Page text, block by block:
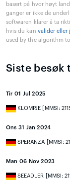
basert på hvor høyt
ganger er ikke de
softwaren klarer å ta
hvis du kan valider eller
used by the algorithm
Siste besøk
Tir 01 Jul 2025
KLOMPJE [MMSI:
Ons 31 Jan 2024
SPERANZA [MMSI:
Man 06 Nov 2023
SEEADLER [MMSI: